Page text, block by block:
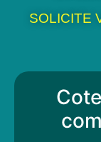
SOLICITE